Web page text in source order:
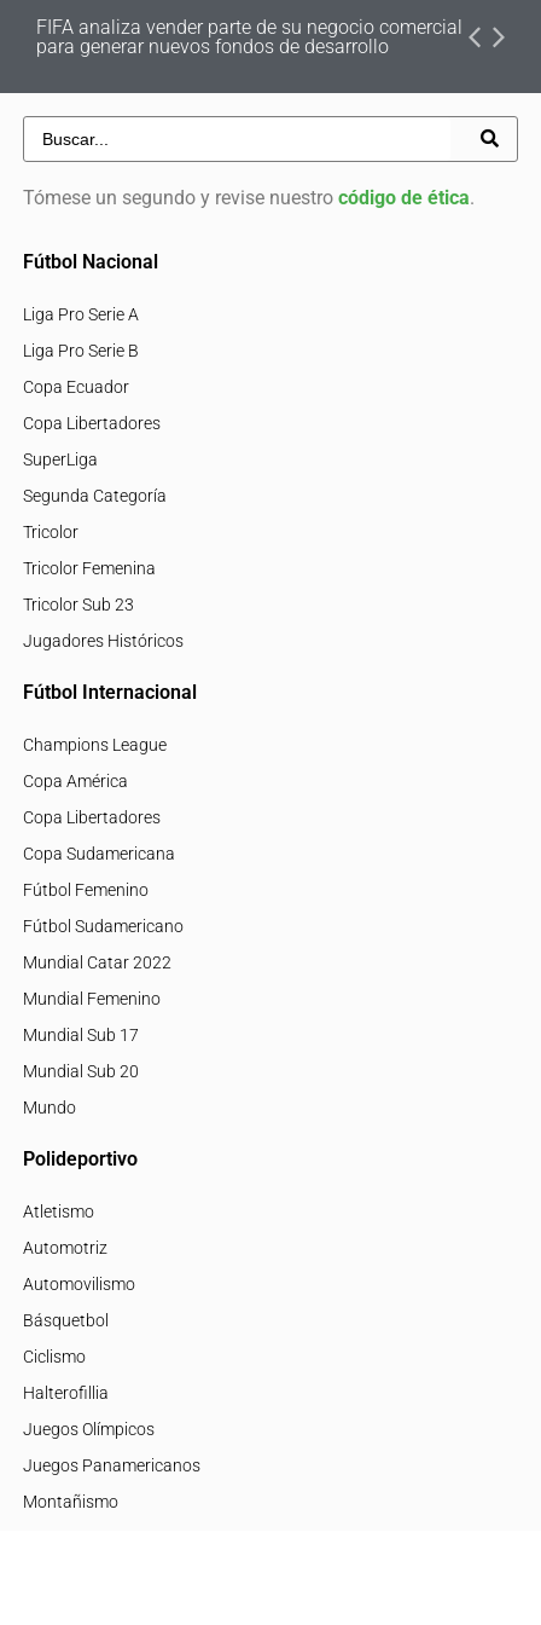
FIFA analiza vender parte de su negocio comercial
para generar nuevos fondos de desarrollo
Tómese un segundo y revise nuestro código de ética.
Fútbol Nacional
Liga Pro Serie A
Liga Pro Serie B
Copa Ecuador
Copa Libertadores
SuperLiga
Segunda Categoría
Tricolor
Tricolor Femenina
Tricolor Sub 23
Jugadores Históricos
Fútbol Internacional
Champions League
Copa América
Copa Libertadores
Copa Sudamericana
Fútbol Femenino
Fútbol Sudamericano
Mundial Catar 2022
Mundial Femenino
Mundial Sub 17
Mundial Sub 20
Mundo
Polideportivo
Atletismo
Automotriz
Automovilismo
Básquetbol
Ciclismo
Halterofillia
Juegos Olímpicos
Juegos Panamericanos
Montañismo